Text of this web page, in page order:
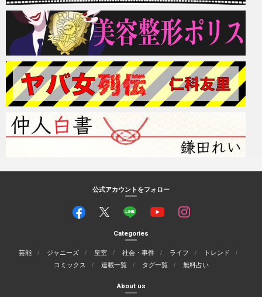
公式アカウントをフォロー
Categories
芸能 ジャニーズ 皇室 社会・事件 ライフ
トレンド
コミックス
連載一覧 タグ一覧 無料占い
About us